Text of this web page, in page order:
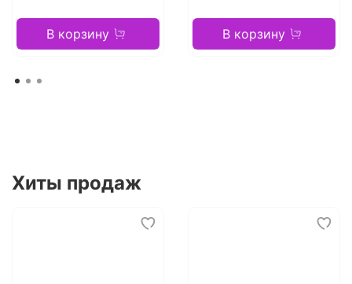
В корзину В корзину
Хиты продаж